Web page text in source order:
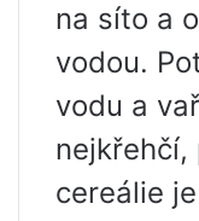
na síto a
vodou.
vodu a
nejkřehčí,
cereálie